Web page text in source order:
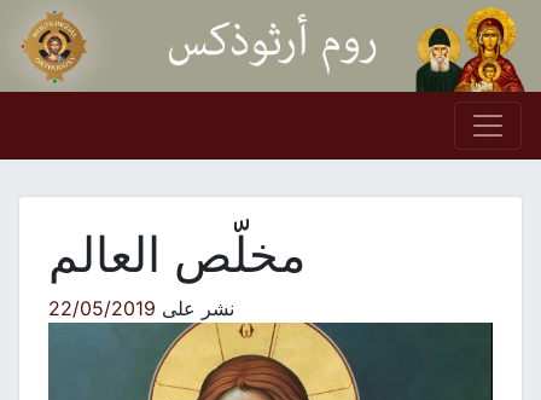
Skip to content
Main Navigation
مخلّص العالم
نشر على22/05/2019